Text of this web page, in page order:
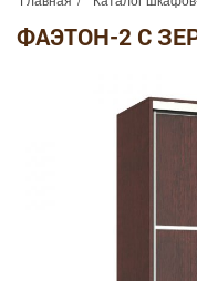
ФАЭТОН-2 С